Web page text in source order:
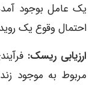
یک عامل بوجود
احتمال وقوع یک
ارزیابی ریسک:
مربوط به موجود